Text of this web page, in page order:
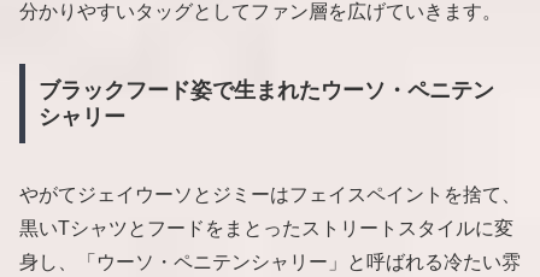
分かりやすいタッグとしてファン層を広げていきます。
ブラックフード姿で生まれたウーソ・ペニテン
シャリー
やがてジェイウーソとジミーはフェイスペイントを捨て、
黒いTシャツとフードをまとったストリートスタイルに変
身し、「ウーソ・ペニテンシャリー」と呼ばれる冷たい雰